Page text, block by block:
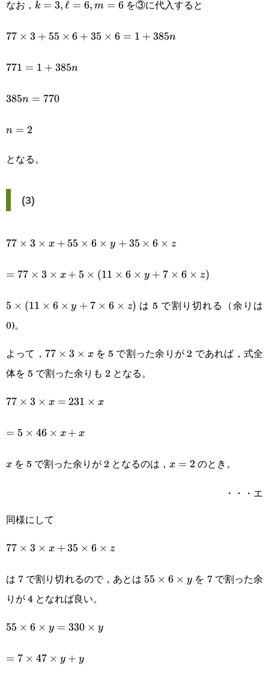
なお， k=3,\ell=6,m=6
k = 3, ℓ = 6, m = 6を③に代入すると
77\times3+55\times6+35\times6=1+385n
77 × 3 + 55 × 6 + 35 × 6 = 1 + 385n
771=1+385n
771 = 1 + 385n
385n=770
385n = 770
n=2
n = 2
となる。
(3)
77\times3\times
z
77 × 3 × x + 55 × 6 × y + 35 × 6 × z
=77\times3\times
= 77 × 3 × x + 5 × (11 × 6 × y + 7 × 6 × z)
5\times(11\times6\times
y+7\times6\times z)
5 × (11 × 6 × y + 7 × 6 × z) は 5 で割り切れる（余りは
0)。
よって， 77\times3\times
x
77 × 3 × xを 5 で割った余りが 2 であれば，式全
体を 5 で割った余りも 2 となる。
77\times3\times
77 × 3 × x = 231 × x
=5\times46\times
= 5 × 46 × x + x
x
x を 5 で割った余りが 2 となるのは， x=2
x = 2 のとき。
・・・エ
同様にして
77\times3\times
77 × 3 × x + 35 × 6 × z
は 7 で割り切れるので，あとは 55\times6\times
55 × 6 × y を 7 で割った余
りが 4 となれば良い。
55\times6\times
55 × 6 × y = 330 × y
=7\times47\times
= 7 × 47 × y + y